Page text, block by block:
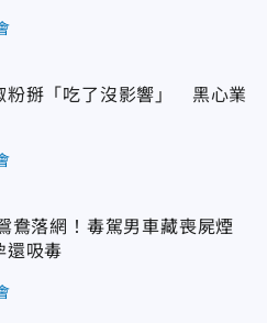
粉掰「吃了沒影響」 黑心業
鴦落網！毒駕男車藏喪屍煙
吸毒